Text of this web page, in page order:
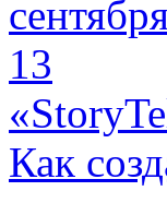
13
Как